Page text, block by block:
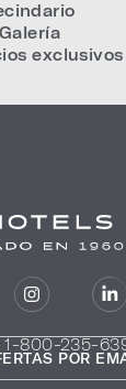
Galería
exclusivos
1-800-235-
POR